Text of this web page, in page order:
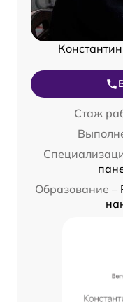
Стаж
Образование –